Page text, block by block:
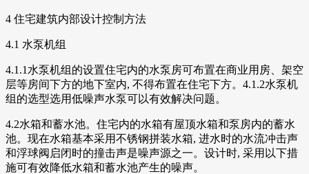
4 住宅建筑内部设计控制方法
4.1 水泵机组
4.1.1水泵机组的设置住宅内的水泵房可布置在商业用房、架空
层等房间下方的地下室内, 不得布置在住宅下方。4.1.2水泵机
组的选型选用低噪声水泵可以有效解决问题。
4.2水箱和蓄水池。住宅内的水箱有屋顶水箱和泵房内的蓄水
池。现在水箱基本采用不锈钢拼装水箱, 进水时的水流冲击声
和浮球阀启闭时的撞击声是噪声源之一。设计时, 采用以下措
施可有效降低水箱和蓄水池产生的噪声。